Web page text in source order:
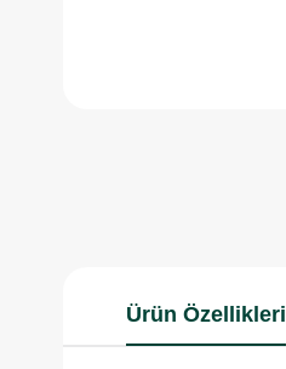
Ürün Özellikleri